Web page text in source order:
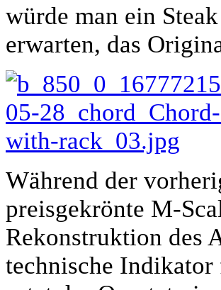
würde man ein
erwarten, das
Während der
preisgekrönte M-
Rekonstruktion des
technische